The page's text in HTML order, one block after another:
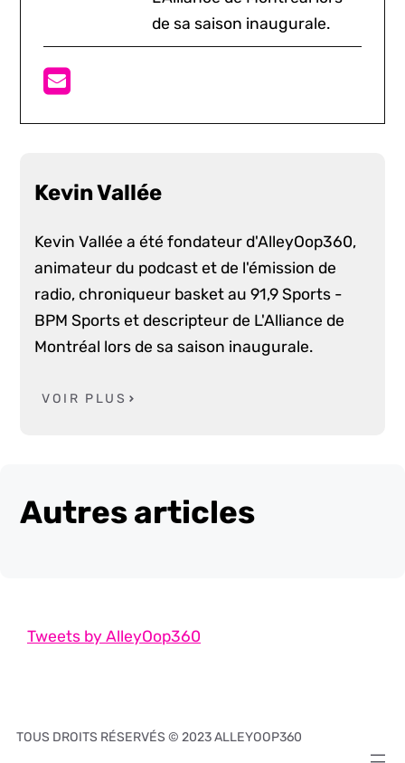
de sa saison inaugurale.
Kevin Vallée
Kevin Vallée a été fondateur d'AlleyOop360,
animateur du podcast et de l'émission de
radio, chroniqueur basket au 91,9 Sports -
BPM Sports et descripteur de L'Alliance de
Montréal lors de sa saison inaugurale.
VOIR PLUS
Autres articles
Tweets by AlleyOop360
TOUS DROITS RÉSERVÉS © 2023 ALLEYOOP360